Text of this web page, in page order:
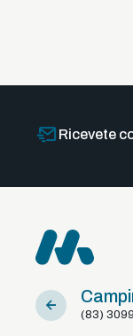
Ricevete
(83)